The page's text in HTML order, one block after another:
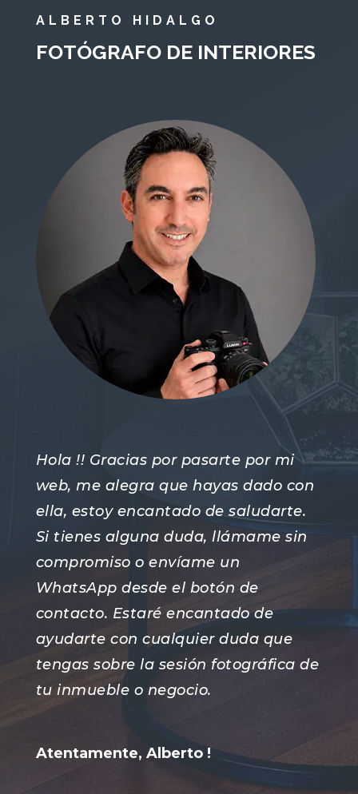
ALBERTO HIDALGO
FOTÓGRAFO DE INTERIORES
Hola !! Gracias por pasarte por mi
web, me alegra que hayas dado con
ella, estoy encantado de saludarte.
Si tienes alguna duda, llámame sin
compromiso o envíame un
WhatsApp desde el botón de
contacto. Estaré encantado de
ayudarte con cualquier duda que
tengas sobre la sesión fotográfica de
tu inmueble o negocio.
Atentamente, Alberto !